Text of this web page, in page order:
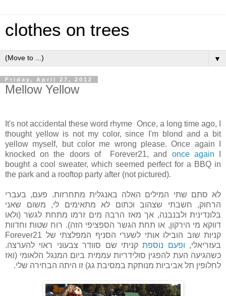
clothes on trees
▼
Friday, April 27, 2012
Mellow Yellow
It's not accidental these word rhyme Once, a long time ago, I
thought yellow is not my color, since I'm blond and a bit
yellow myself, but color me wrong please. Once again I
knocked on the doors of Forever21, and once again
bought a cool sweater, which seemed perfect for a BBQ in
the park and a rooftop party after (not pictured).
לא סתם שתי המילים האלה באנגלית מתחרזות. פעם, בעברי
הרחוק, חשבתי שצהוב וכתום לא מתאימים לי, משום שאני
בלונדינית ולבנבנה, אך מאז הרבה מים זרמו מתחת לגשר (ולאו
דווקא מי הירקון, או תחת הגשר הספציפי הזה). רוח שטות וחדוות
קניות שוב הובילו אותי לשערי הסניף המפלצתי של Forever21
בעזריאלי, ופעם נוספתקניתי שם סוודר צבעוני ראוי להערצה.
כשהגיעה העת להפגין סולידריות עממית ביום המנגל הלאומי (ואז
לחלופין תל אביביות מנותקת במסיבת גג) זו היתה הבחירה שלי.